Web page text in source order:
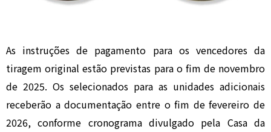
As instruções de pagamento para os vencedores da
tiragem original estão previstas para o fim de novembro
de 2025. Os selecionados para as unidades adicionais
receberão a documentação entre o fim de fevereiro de
2026, conforme cronograma divulgado pela Casa da